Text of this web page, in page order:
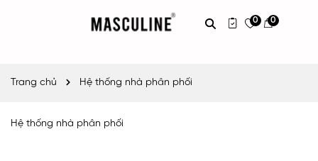
0 0
Trang chủ Hệ thống nhà phân phối
Hệ thống nhà phân phối